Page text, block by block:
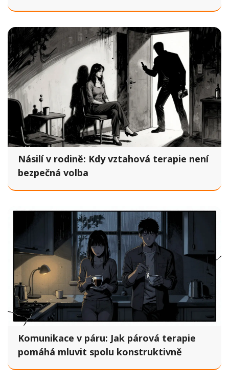
Násilí v rodině: Kdy vztahová terapie není
bezpečná volba
Komunikace v páru: Jak párová terapie
pomáhá mluvit spolu konstruktivně